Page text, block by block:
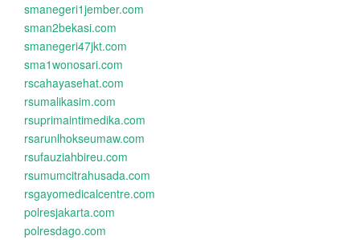
smanegeri1jember.com
sman2bekasi.com
smanegeri47jkt.com
sma1wonosari.com
rscahayasehat.com
rsumalikasim.com
rsuprimaintimedika.com
rsarunlhokseumaw.com
rsufauziahbireu.com
rsumumcitrahusada.com
rsgayomedicalcentre.com
polresjakarta.com
polresdago.com